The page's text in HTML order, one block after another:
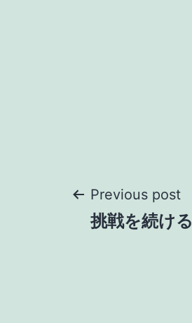
Post
Previous post
挑戦を続ける